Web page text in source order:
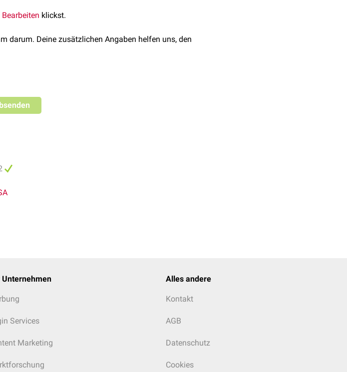
Bearbeiten klickst.
darum. Deine zusätzlichen Angaben helfen uns, den
Unternehmen
Services
Marketing
Alles andere
Kontakt
AGB
Datenschutz
Cookies